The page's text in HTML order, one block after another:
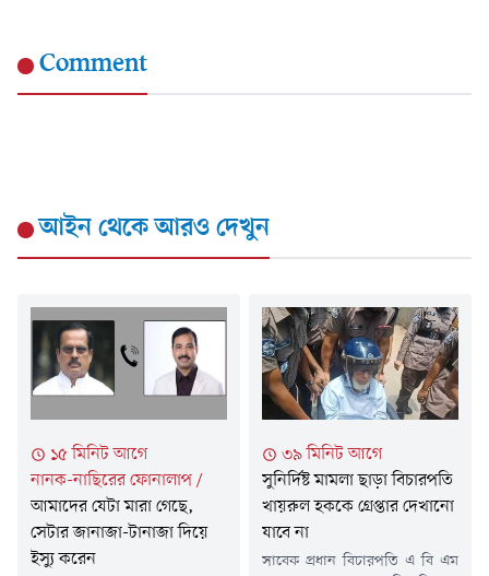
Comment
আইনথেকে আরও দেখুন
১৫ মিনিট আগে
নানক-নাছিরের ফোনালাপ/
আমাদের যেটা মারা গেছে,
সেটার জানাজা-টানাজা দিয়ে
ইস্যু করেন
৩৯ মিনিট আগে
সুনির্দিষ্ট মামলা ছাড়া বিচারপতি
খায়রুল হককে গ্রেপ্তার দেখানো
যাবে না
সাবেক প্রধান বিচারপতি এ বি এম